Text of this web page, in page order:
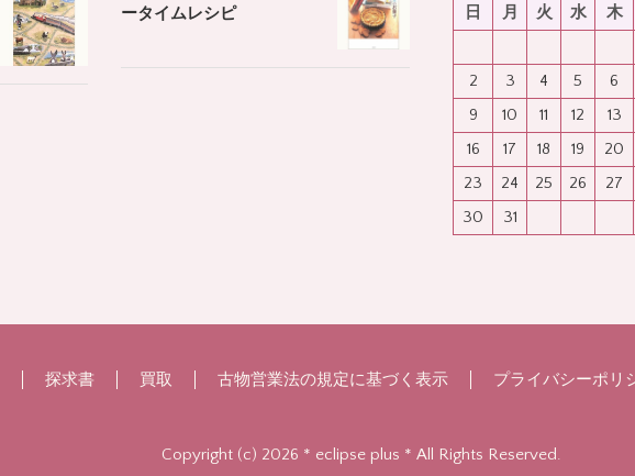
ータイムレシピ
日
月 火 水 木
2
3 4 5 6
9
10 11 12 13
16
17 18 19 20
23
24 25 26 27
30
31
探求書 買取 古物営業法の規定に基づく表示 プライバシーポリ
Copyright (c) 2026 * eclipse plus * All Rights Reserved.